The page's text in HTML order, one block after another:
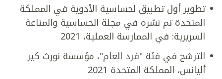
تطوير أول تطبيق لحساسية الأدوية في المملكة
المتحدة تم نشره في مجلة الحساسية والمناعة
السريرية: في الممارسة العملية، 2021
الترشح في فئة "فرد العام"، مؤسسة نورث كير
أليانس، المملكة المتحدة 2021